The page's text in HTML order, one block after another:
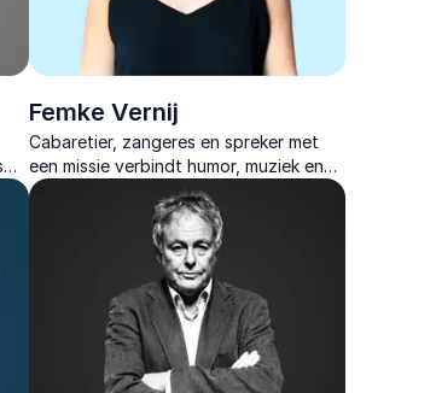
Femke Vernij
Cabaretier, zangeres en spreker met
een missie verbindt humor, muziek en
inhoud in energieke lezingen over
neurodiversiteit die aanzetten tot